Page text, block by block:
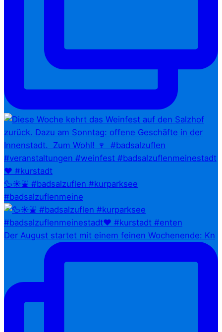
🦆☀️⛲ #badsalzuflen #kurparksee
#badsalzuflenmeine
Der August startet mit einem feinen Wochenende: Kn